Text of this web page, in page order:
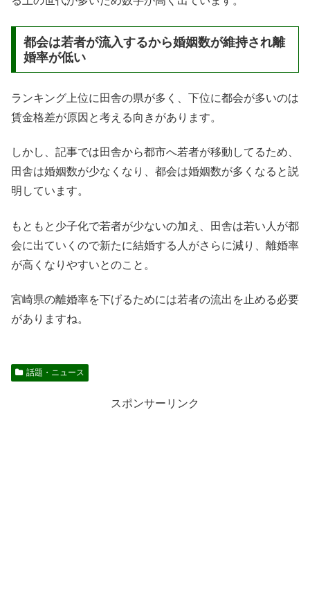
都会は若者が流入するから婚姻数が維持され離
婚率が低い
ランキング上位に田舎の県が多く、下位に都会が多いのは
賃金格差が原因と考える向きがあります。
しかし、記事では田舎から都市へ若者が移動してるため、
田舎は婚姻数が少なくなり、都会は婚姻数が多くなると説
明しています。
もともと少子化で若者が少ないの加え、田舎は若い人が都
会に出ていくので新たに結婚する人がさらに減り、離婚率
が高くなりやすいとのこと。
宮崎県の離婚率を下げるためには若者の流出を止める必要
がありますね。
話題・ニュース
スポンサーリンク